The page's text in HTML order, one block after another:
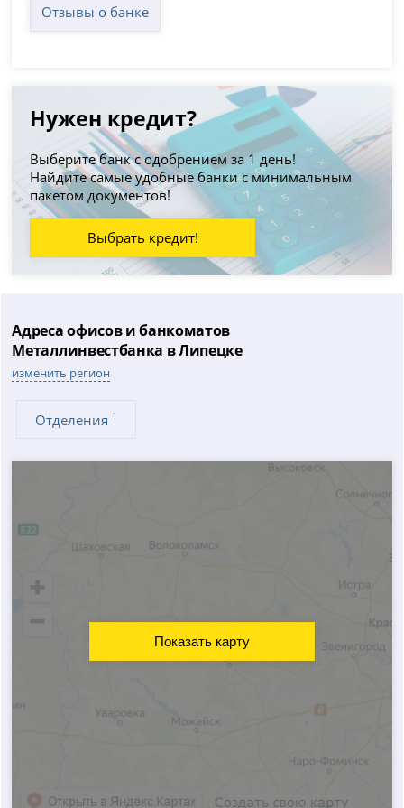
Отзывы о банке
Нужен кредит?
Выберите банк с одобрением за 1 день!
Найдите самые удобные банки с минимальным
пакетом документов!
Выбрать кредит!
Адреса офисов и банкоматов
Металлинвестбанка в Липецке
изменить регион
Отделения 1
Показать карту